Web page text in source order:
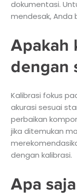
dokumentasi.
mendesak, Anda
Apakah
dengan
Kalibrasi fokus
akurasi sesuai
perbaikan
jika ditemukan
dengan kalibrasi.
Apa